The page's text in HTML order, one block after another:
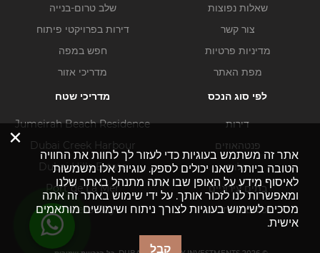
שאלות נפוצות
צור קשר
מדיניות פרטיות
מפת האתר
שלב טרום-בנייה
דירות בפרויקטי פיתוח
חפש במפה
מדריכי אזור
לפי סוג הנכס
דירות
פנטהאוזים
וילות
בתים עירוניים
נכסים מסחריים
מדריכי שטח
Jumeirah Beach Residence
Dubai Creek Harbour
Dubai Hills Estate
Port de La Mer
Business Bay
×
אתר זה משתמש בעוגיות כדי לעזור לך לחוות את החוויה
הטובה ביותר שאנו יכולים לספק. עוגיות אלו משמשות
לאיסוף מידע על האופן שבו אתה מתנהל באתר שלנו
ומאפשרות לנו לזכור אותך. על ידי שימוש באתר זה אתה
מסכים לשימוש בעוגיות לצורך ניתוח ושימושים מותאמים
אישית.
קבל